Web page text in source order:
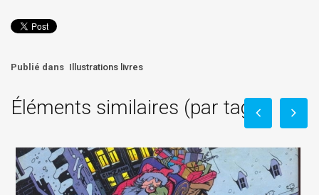
Publié dans Illustrations livres
Éléments similaires (par tag)